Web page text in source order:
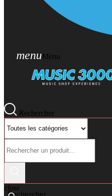
menuMenu
Rechercher
Rechercher
close